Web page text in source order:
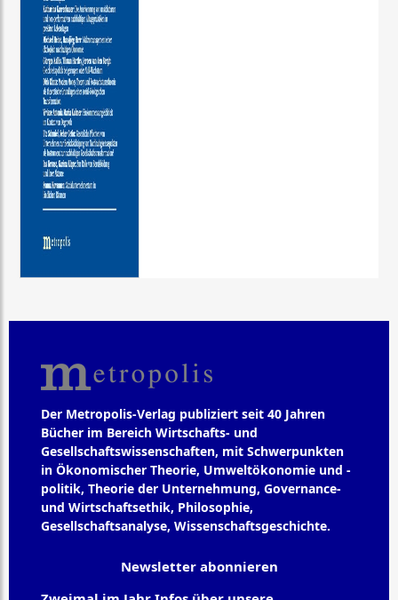
Der Metropolis-Verlag publiziert seit 40 Jahren
Bücher im Bereich Wirtschafts- und
Gesellschaftswissenschaften, mit Schwerpunkten
in Ökonomischer Theorie, Umweltökonomie und -
politik, Theorie der Unternehmung, Governance-
und Wirtschaftsethik, Philosophie,
Gesellschaftsanalyse, Wissenschaftsgeschichte.
Newsletter abonnieren